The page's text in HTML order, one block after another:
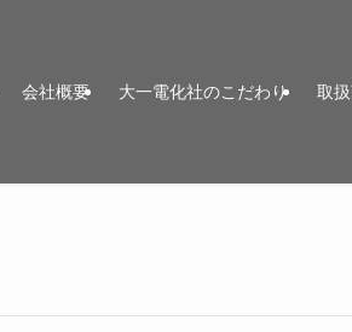
会社概要 大一電化社のこだわり 取